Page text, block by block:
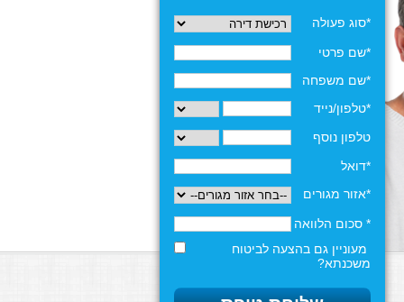
*סוג פעולה
*שם פרטי
*שם משפחה
*טלפון/נייד
טלפון נוסף
*דואל
*אזור מגורים
* סכום הלוואה
מעוניין גם בהצעה לביטוח
משכנתא?